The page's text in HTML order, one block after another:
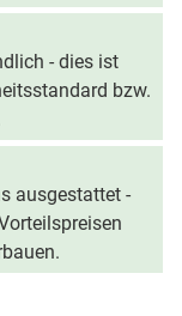
- dies ist
bzw.
ausgestattet -